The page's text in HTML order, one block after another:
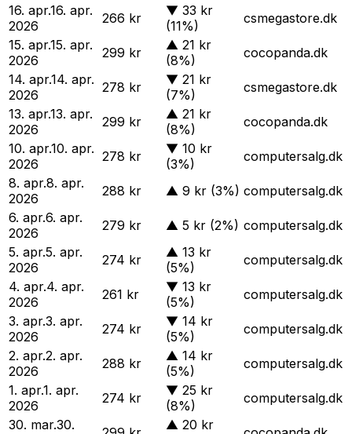
16. apr.16. apr.
2026
266 kr ▼ 33 kr
(11%)
csmegastore.dk
15. apr.15. apr.
2026
299 kr ▲ 21 kr
(8%)
cocopanda.dk
14. apr.14. apr.
2026
278 kr ▼ 21 kr
(7%)
csmegastore.dk
13. apr.13. apr.
2026
299 kr ▲ 21 kr
(8%)
cocopanda.dk
10. apr.10. apr.
2026
278 kr ▼ 10 kr
(3%)
computersalg.dk
8. apr.8. apr.
2026
288 kr ▲ 9 kr (3%) computersalg.dk
6. apr.6. apr.
2026
279 kr ▲ 5 kr (2%) computersalg.dk
5. apr.5. apr.
2026
274 kr ▲ 13 kr
(5%)
computersalg.dk
4. apr.4. apr.
2026
261 kr ▼ 13 kr
(5%)
computersalg.dk
3. apr.3. apr.
2026
274 kr ▼ 14 kr
(5%)
computersalg.dk
2. apr.2. apr.
2026
288 kr ▲ 14 kr
(5%)
computersalg.dk
1. apr.1. apr.
2026
274 kr ▼ 25 kr
(8%)
computersalg.dk
30. mar.30.
▲ 20 kr